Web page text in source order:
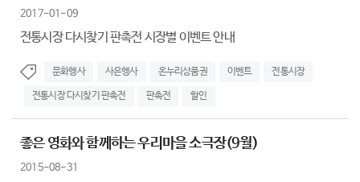
2017-01-09
전통시장 다시찾기 판촉전 시장별 이벤트 안내
문화행사 사은행사 온누리상품권 이벤트 전통시장
전통시장 다시찾기 판촉전 판촉전 할인
좋은 영화와 함께하는 우리마을 소극장(9월)
2015-08-31